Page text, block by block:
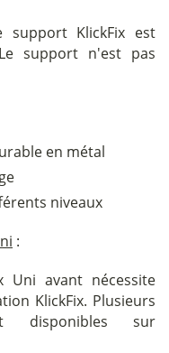
KlickFix est
support n'est pas
en métal
niveaux
:
Uni avant nécessite
KlickFix. Plusieurs
disponibles sur